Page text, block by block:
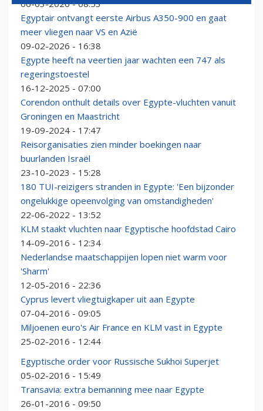
06-03-2026 - 08:53
Egyptair ontvangt eerste Airbus A350-900 en gaat
meer vliegen naar VS en Azië
09-02-2026 - 16:38
Egypte heeft na veertien jaar wachten een 747 als
regeringstoestel
16-12-2025 - 07:00
Corendon onthult details over Egypte-vluchten vanuit
Groningen en Maastricht
19-09-2024 - 17:47
Reisorganisaties zien minder boekingen naar
buurlanden Israël
23-10-2023 - 15:28
180 TUI-reizigers stranden in Egypte: 'Een bijzonder
ongelukkige opeenvolging van omstandigheden'
22-06-2022 - 13:52
KLM staakt vluchten naar Egyptische hoofdstad Cairo
14-09-2016 - 12:34
Nederlandse maatschappijen lopen niet warm voor
'Sharm'
12-05-2016 - 22:36
Cyprus levert vliegtuigkaper uit aan Egypte
07-04-2016 - 09:05
Miljoenen euro's Air France en KLM vast in Egypte
25-02-2016 - 12:44
Egyptische order voor Russische Sukhoi Superjet
05-02-2016 - 15:49
Transavia: extra bemanning mee naar Egypte
26-01-2016 - 09:50